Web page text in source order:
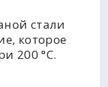
стали
которое
200 °C.